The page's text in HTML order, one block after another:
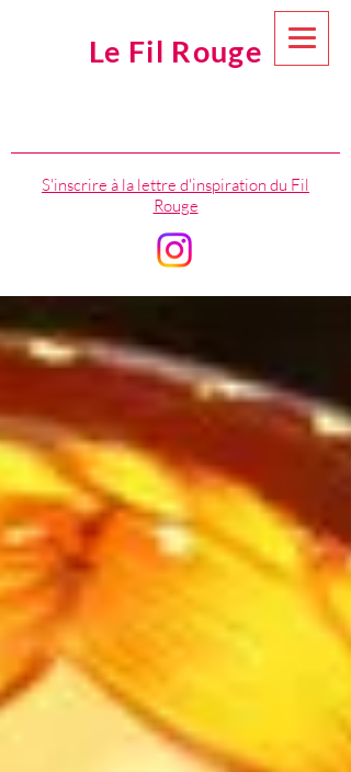
Le Fil Rouge
S'inscrire à la lettre d'inspiration du Fil
Rouge